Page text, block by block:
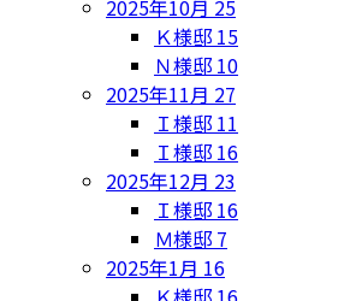
2025年10月 25
Ｋ様邸 15
Ｎ様邸 10
2025年11月 27
Ｉ様邸 11
Ｉ様邸 16
2025年12月 23
Ｉ様邸 16
Ｍ様邸 7
2025年1月 16